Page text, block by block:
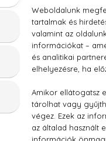
LEÍRÁS
Fehérítő